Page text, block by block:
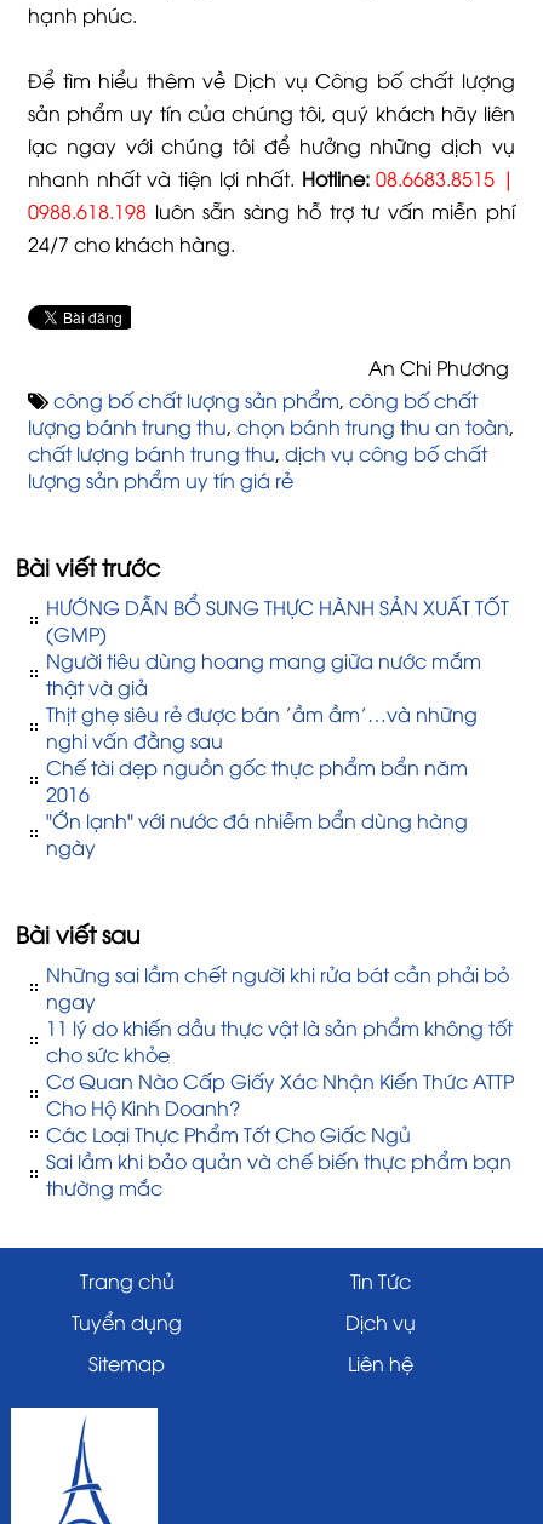
hạnh phúc.
Để tìm hiểu thêm về Dịch vụ Công bố chất lượng
sản phẩm uy tín của chúng tôi, quý khách hãy liên
lạc ngay với chúng tôi để hưởng những dịch vụ
nhanh nhất và tiện lợi nhất. Hotline: 08.6683.8515 |
0988.618.198luôn sẵn sàng hỗ trợ tư vấn miễn phí
24/7 cho khách hàng.
An Chi Phương
công bố chất lượng sản phẩm, công bố chất
lượng bánh trung thu, chọn bánh trung thu an toàn,
chất lượng bánh trung thu, dịch vụ công bố chất
lượng sản phẩm uy tín giá rẻ
Bài viết trước
HƯỚNG DẪN BỔ SUNG THỰC HÀNH SẢN XUẤT TỐT
(GMP)
Người tiêu dùng hoang mang giữa nước mắm
thật và giả
Thịt ghẹ siêu rẻ được bán ’ầm ầm’…và những
nghi vấn đằng sau
Chế tài dẹp nguồn gốc thực phẩm bẩn năm
2016
"Ớn lạnh" với nước đá nhiễm bẩn dùng hàng
ngày
Bài viết sau
Những sai lầm chết người khi rửa bát cần phải bỏ
ngay
11 lý do khiến dầu thực vật là sản phẩm không tốt
cho sức khỏe
Cơ Quan Nào Cấp Giấy Xác Nhận Kiến Thức ATTP
Cho Hộ Kinh Doanh?
Các Loại Thực Phẩm Tốt Cho Giấc Ngủ
Sai lầm khi bảo quản và chế biến thực phẩm bạn
thường mắc
Trang chủ
Tin Tức
Tuyển dụng
Dịch vụ
Sitemap
Liên hệ